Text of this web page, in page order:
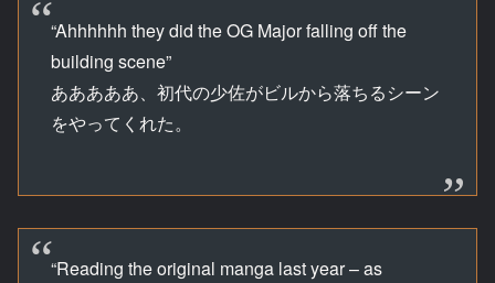
“Ahhhhhh they did the OG Major falling off the
building scene”
あああああ、初代の少佐がビルから落ちるシーン
をやってくれた。
“Reading the original manga last year – as